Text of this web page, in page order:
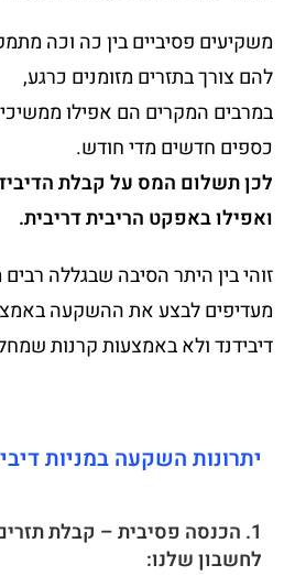
משקיעים פסיביים בין כה וכה
להם צורך בתזרים מזומנים כרגע,
במרבים המקרים הם אפילו
כספים חדשים מדי חודש.
לכן תשלום המס על קבלת
ואפילו באפקט הריבית דריבית.
זוהי בין היתר הסיבה שבגללה
מעדיפים לבצע את ההשקעה
דיבידנד ולא באמצעות קרנות
יתרונות השקעה במניות
1. הכנסה פסיבית – קבלת
לחשבון שלנו: